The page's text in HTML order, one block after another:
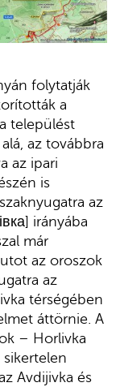
folytatják
a
települést
az továbbra
az ipari
is
az
irányába
már
az oroszok
az
térségében
áttörnie. A
– Horlivka
Avdijivka és